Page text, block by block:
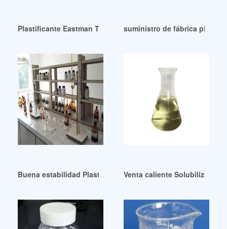
Plastificante Eastman TOTM de buena estabilidad Nicaragua
suministro de fábrica
Buena estabilidad Plastificantes Archivos-Innua
Venta caliente